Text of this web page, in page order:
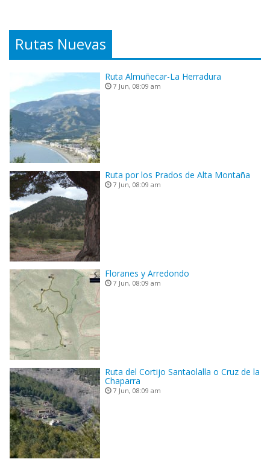
Rutas Nuevas
Ruta Almuñecar-La Herradura
7 Jun, 08:09 am
Ruta por los Prados de Alta Montaña
7 Jun, 08:09 am
Floranes y Arredondo
7 Jun, 08:09 am
Ruta del Cortijo Santaolalla o Cruz de la
Chaparra
7 Jun, 08:09 am